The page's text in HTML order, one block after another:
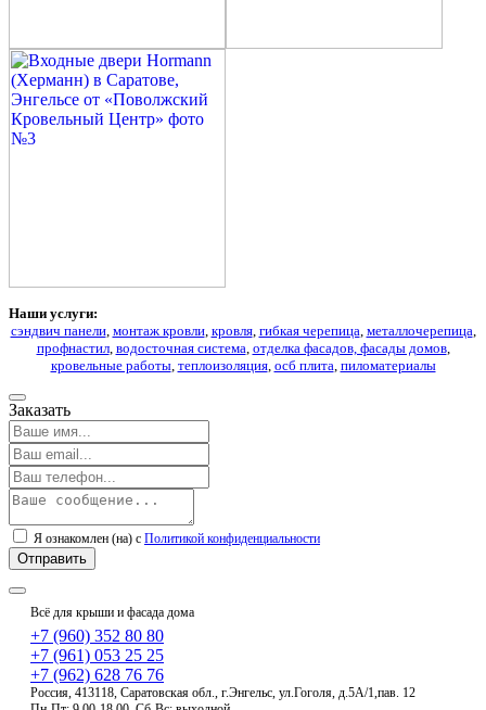
Наши услуги:
сэндвич панели, монтаж кровли, кровля, гибкая черепица металлочерепица
профнастил, водосточная система отделка фасадов, фасады домов,
кровельные работы, теплоизоляция, осб плита пиломатериалы
Заказать
Я ознакомлен (на) с Политикой конфиденциальности
Всё для крыши и фасада дома
+7 (960) 352 80 80
+7 (961) 053 25 25
+7 (962) 628 76 76
Россия, 413118, Саратовская обл., г.Энгельс, ул.Гоголя, д.5А/1,пав. 12